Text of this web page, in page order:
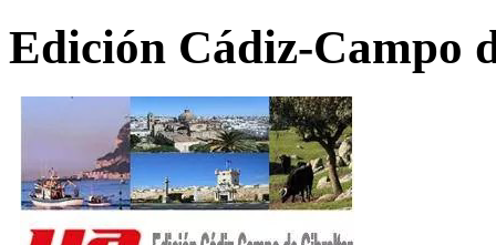
Edición Cádiz-Campo